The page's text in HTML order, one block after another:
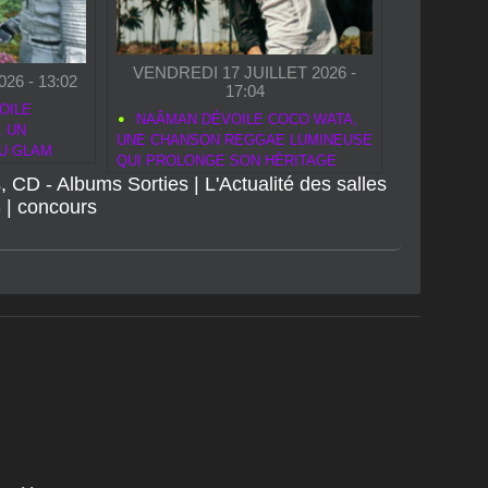
- 13:02
UN
GLAM
VENDREDI 17 JUILLET 2026 -
17:04
NAÂMAN DÉVOILE COCO WATA,
UNE CHANSON REGGAE LUMINEUSE
QUI PROLONGE SON HÉRITAGE
ARTISTIQUE
CD - Albums Sorties | L'Actualité des salles
| concours